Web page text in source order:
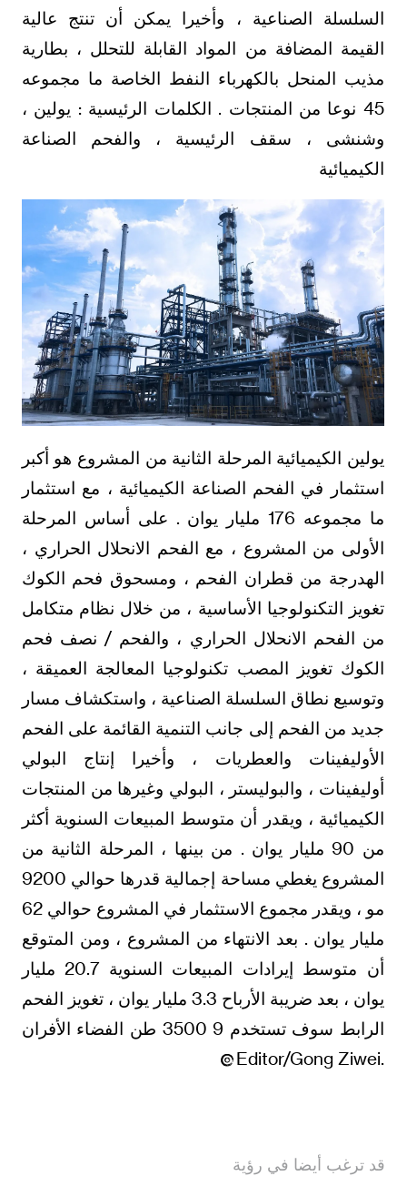
السلسلة الصناعية ، وأخيرا يمكن أن تنتج عالية
القيمة المضافة من المواد القابلة للتحلل ، بطارية
مذيب المنحل بالكهرباء النفط الخاصة ما مجموعه
45 نوعا من المنتجات . الكلمات الرئيسية : يولين ،
وشنشى ، سقف الرئيسية ، والفحم الصناعة
الكيميائية
يولين الكيميائية المرحلة الثانية من المشروع هو أكبر
استثمار في الفحم الصناعة الكيميائية ، مع استثمار
ما مجموعه 176 مليار يوان . على أساس المرحلة
الأولى من المشروع ، مع الفحم الانحلال الحراري ،
الهدرجة من قطران الفحم ، ومسحوق فحم الكوك
تغويز التكنولوجيا الأساسية ، من خلال نظام متكامل
من الفحم الانحلال الحراري ، والفحم / نصف فحم
الكوك تغويز المصب تكنولوجيا المعالجة العميقة ،
وتوسيع نطاق السلسلة الصناعية ، واستكشاف مسار
جديد من الفحم إلى جانب التنمية القائمة على الفحم
الأوليفينات والعطريات ، وأخيرا إنتاج البولي
أوليفينات ، والبوليستر ، البولي وغيرها من المنتجات
الكيميائية ، ويقدر أن متوسط المبيعات السنوية أكثر
من 90 مليار يوان . من بينها ، المرحلة الثانية من
المشروع يغطي مساحة إجمالية قدرها حوالي 9200
مو ، ويقدر مجموع الاستثمار في المشروع حوالي 62
مليار يوان . بعد الانتهاء من المشروع ، ومن المتوقع
أن متوسط إيرادات المبيعات السنوية 20.7 مليار
يوان ، بعد ضريبة الأرباح 3.3 مليار يوان ، تغويز الفحم
الرابط سوف تستخدم 9 3500 طن الفضاء الأفران
.Editor/Gong Ziwei
قد ترغب أيضا في رؤية